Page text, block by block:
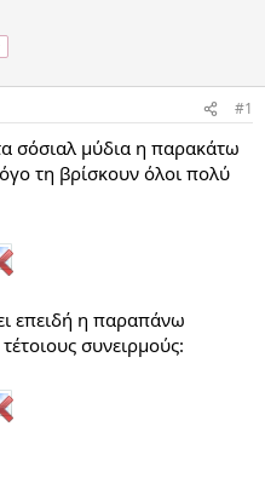
#1
σόσιαλ μύδια η παρακάτω
τη βρίσκουν όλοι πολύ
επειδή η παραπάνω
συνειρμούς: